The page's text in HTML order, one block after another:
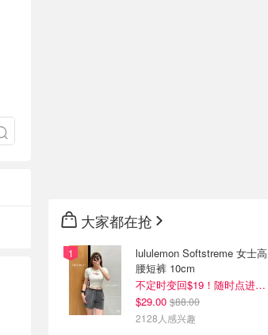
大家都在抢
lululemon Softstreme 女士高
腰短裤 10cm
不定时变回$19！随时点进来看
$29.00 $88.00
2128人感兴趣